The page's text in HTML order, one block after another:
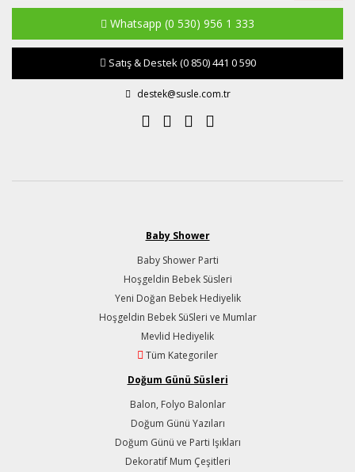
Whatsapp (0 530) 956 1 333
Satış & Destek(0 850) 441 0 590
destek@susle.com.tr
Baby Shower
Baby Shower Parti
Hoşgeldin Bebek Süsleri
Yeni Doğan Bebek Hediyelik
Hoşgeldin Bebek SüSleri ve Mumlar
Mevlid Hediyelik
Tüm Kategoriler
Doğum Günü Süsleri
Balon, Folyo Balonlar
Doğum Günü Yazıları
Doğum Günü ve Parti Işıkları
Dekoratif Mum Çeşitleri